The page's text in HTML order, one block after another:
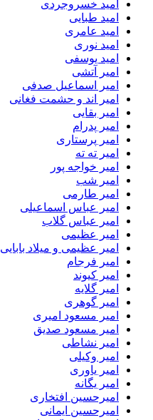
امید خسروجردی
امید طبایی
امید عامری
امید نوری
امید یوسفی
امیر آتشی
امیر اسماعیل صدفی
امیر اند و حشمت فغانی
امیر بقایی
امیر پدرام
امیر پرستاری
امیر ته ته
امیر خواجه پور
امیر شب
امیر طارمی
امیر عباس اسماعیلی
امیر عباس گلاب
امیر عظیمی
امیر عظیمی و میلاد بابایی
امیر فرجام
امیر کیوند
امیر گلایه
امیر گوهری
امیر مسعود امیری
امیر مسعود صدیق
امیر نشاطی
امیر وکیلی
امیر یاوری
امیر یگانه
امیرحسین افتخاری
امیرحسین ایمانی